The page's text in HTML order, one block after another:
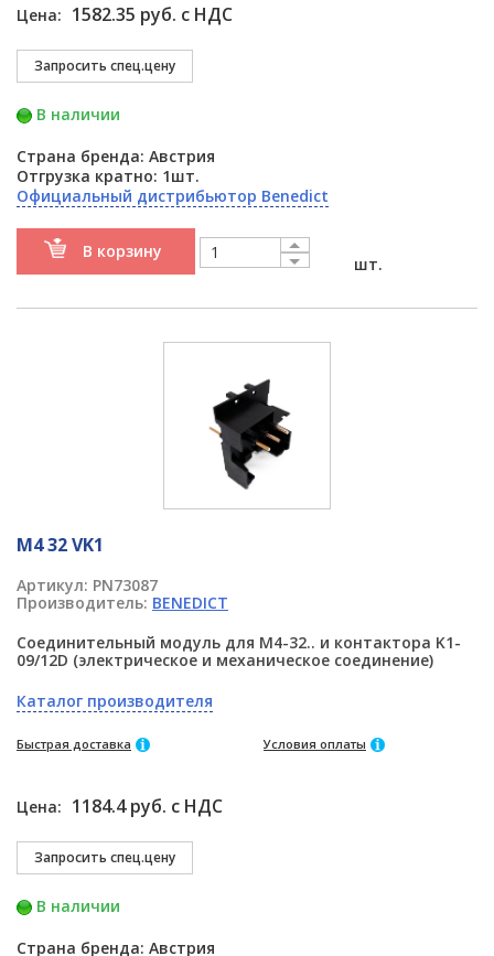
Цена: 1582.35 руб. с НДС
В наличии
Страна бренда: Австрия
Отгрузка кратно: 1шт.
Официальный дистрибьютор Benedict
В корзину
шт.
M4 32 VK1
Артикул: PN73087
Производитель: BENEDICT
Соединительный модуль для M4-32.. и контактора K1-
09/12D (электрическое и механическое соединение)
Каталог производителя
Быстрая доставка Условия оплаты
Цена: 1184.4 руб. с НДС
В наличии
Страна бренда: Австрия